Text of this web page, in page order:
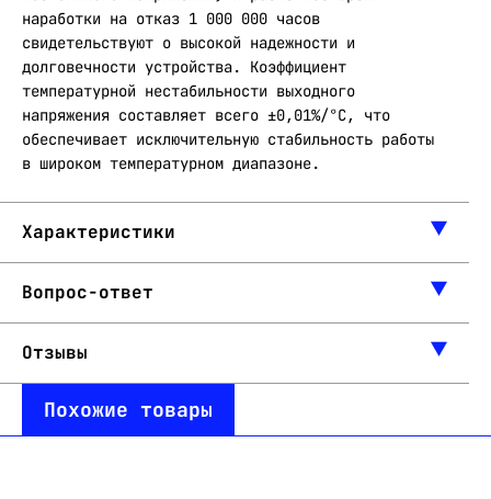
наработки на отказ 1 000 000 часов
свидетельствуют о высокой надежности и
долговечности устройства. Коэффициент
температурной нестабильности выходного
напряжения составляет всего ±0,01%/°C, что
обеспечивает исключительную стабильность работы
в широком температурном диапазоне.
Характеристики
Вопрос-ответ
Отзывы
Похожие товары